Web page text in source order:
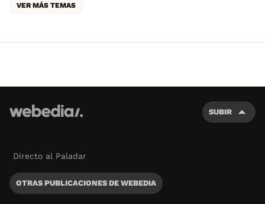
VER MÁS TEMAS
SUBIR
Directo al Paladar
OTRAS PUBLICACIONES DE WEBEDIA